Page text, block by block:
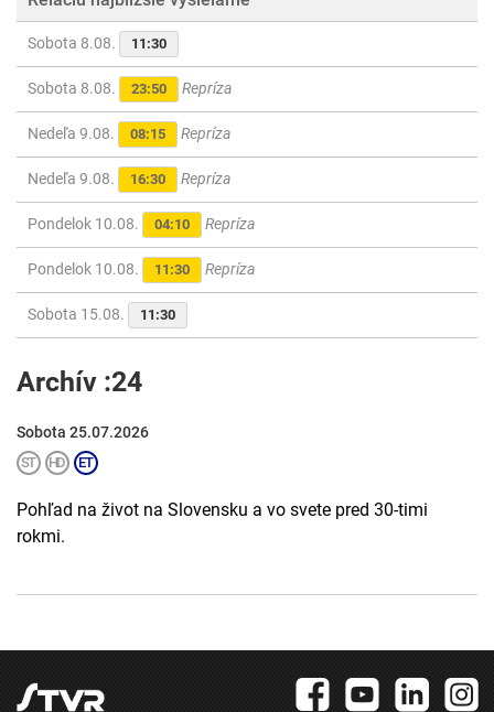
Sobota 8.08. 11:30
Sobota 8.08. 23:50 Repríza
Nedeľa 9.08. 08:15 Repríza
Nedeľa 9.08. 16:30 Repríza
Pondelok 10.08. 04:10 Repríza
Pondelok 10.08. 11:30 Repríza
Sobota 15.08. 11:30
Archív :24
Sobota 25.07.2026
Pohľad na život na Slovensku a vo svete pred 30-timi
rokmi.